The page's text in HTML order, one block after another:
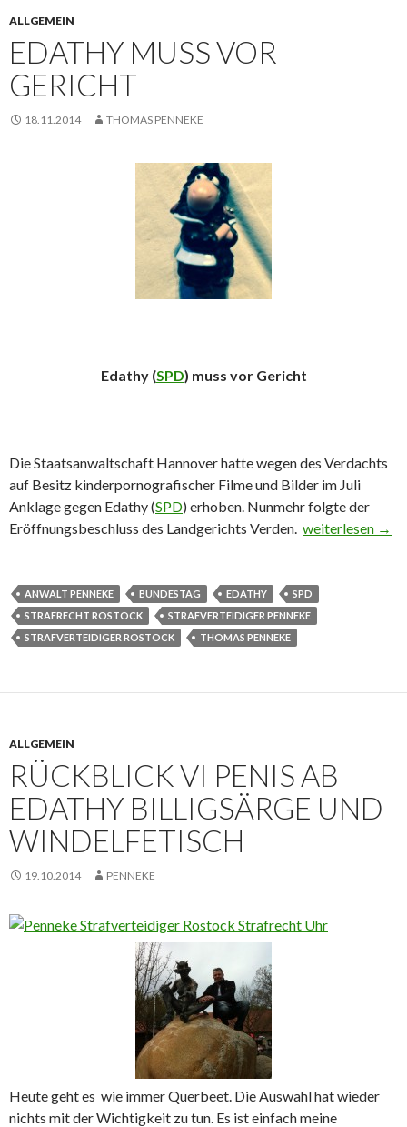
ALLGEMEIN
EDATHY MUSS VOR
GERICHT
18.11.2014 THOMAS PENNEKE
Edathy (SPD) muss vor Gericht
Die Staatsanwaltschaft Hannover hatte wegen des Verdachts
auf Besitz kinderpornografischer Filme und Bilder im Juli
Anklage gegen Edathy (SPD) erhoben. Nunmehr folgte der
Eröffnungsbeschluss des Landgerichts Verden. Edathy muss
weiterlesen →
ANWALT PENNEKE BUNDESTAG EDATHY
SPD
STRAFRECHT ROSTOCK
STRAFVERTEIDIGER PENNEKE
STRAFVERTEIDIGER ROSTOCK
THOMAS PENNEKE
ALLGEMEIN
RÜCKBLICK VI PENIS AB
EDATHY BILLIGSÄRGE UND
WINDELFETISCH
19.10.2014 PENNEKE
Heute geht es wie immer Querbeet. Die Auswahl hat wieder
nichts mit der Wichtigkeit zu tun. Es ist einfach meine